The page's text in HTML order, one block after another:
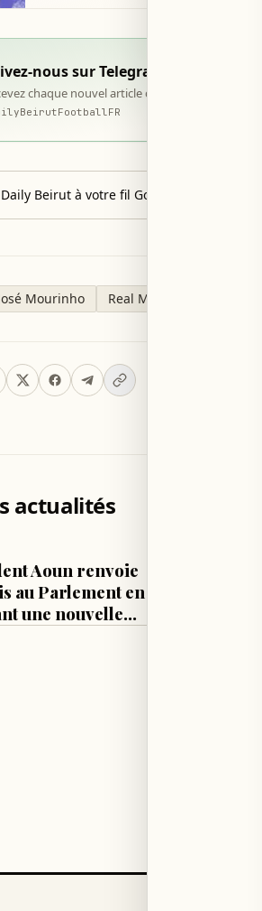
nous sur Telegram
chaque nouvel article dès sa publication,
Beirut à votre fil Google News pour
Mourinho Real Madrid
actualités
Aoun renvoie
au Parlement en
une nouvelle